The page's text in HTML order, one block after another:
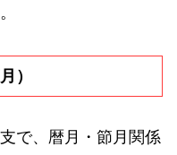
）
で、暦月・節月関係